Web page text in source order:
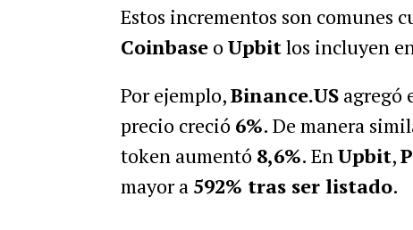
Estos incrementos son comunes
Coinbaseo Upbitlos incluyen
Por ejemplo,Binance.USagregó
precio creció 6%. De manera
token aumentó 8,6%. EnUpbit,
mayor a 592% tras ser listado.